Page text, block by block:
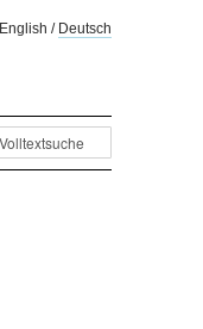
English / Deutsch